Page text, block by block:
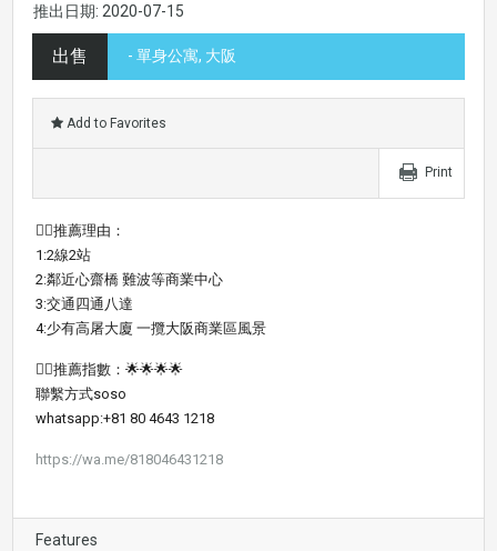
推出日期: 2020-07-15
出售 - 單身公寓, 大阪
Add to Favorites
Print
👍🏼推薦理由：
1:2線2站
2:鄰近心齋橋 難波等商業中心
3:交通四通八達
4:少有高屠大廈 一攬大阪商業區風景
👍🏻推薦指數：🌟🌟🌟🌟
聯繫方式soso
whatsapp:+81 80 4643 1218
https://wa.me/818046431218
Features